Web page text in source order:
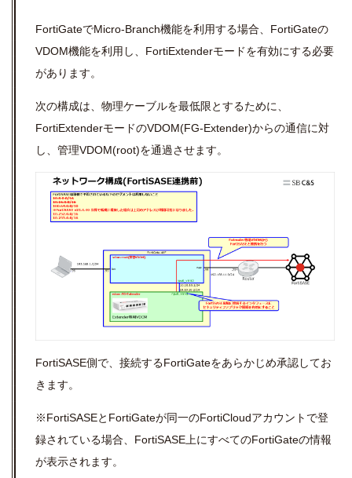
FortiGateでMicro-Branch機能を利用する場合、FortiGateの
VDOM機能を利用し、FortiExtenderモードを有効にする必要
があります。
次の構成は、物理ケーブルを最低限とするために、
FortiExtenderモードのVDOM(FG-Extender)からの通信に対
し、管理VDOM(root)を通過させます。
FortiSASE側で、接続するFortiGateをあらかじめ承認してお
きます。
※FortiSASEとFortiGateが同一のFortiCloudアカウントで登
録されている場合、FortiSASE上にすべてのFortiGateの情報
が表示されます。